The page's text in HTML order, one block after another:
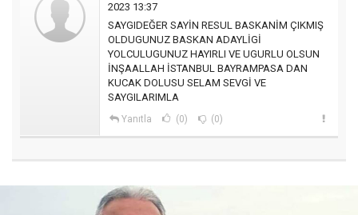
2023 13:37
SAYGIDEĞER SAYİN RESUL BASKANİM ÇIKMIŞ
OLDUGUNUZ BASKAN ADAYLİGİ
YOLCULUGUNUZ HAYIRLI VE UGURLU OLSUN
İNŞAALLAH İSTANBUL BAYRAMPASA DAN
KUCAK DOLUSU SELAM SEVGİ VE
SAYGILARIMLA
Yanıtla (0) (0)